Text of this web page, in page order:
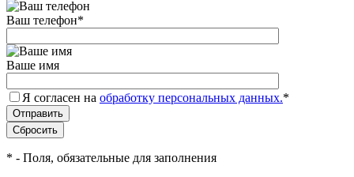
Ваш телефон*
Ваше имя
Я согласен на обработку персональных данных.*
* - Поля, обязательные для заполнения